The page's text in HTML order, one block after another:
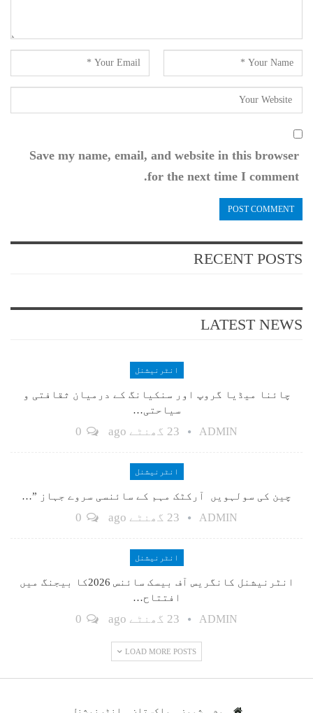
Save my name, email, and website in this browser
for the next time I comment.
RECENT POSTS
LATEST NEWS
انٹرنیشنل
چائنا میڈیا گروپ اور سنکیانگ کے درمیان ثقافتی و
سیاحتی…
ADMIN 23 گھنٹے ago
انٹرنیشنل
چین کی سولہویں آرکٹک مہم کے سائنسی سروے جہاز ”…
ADMIN 23 گھنٹے ago
انٹرنیشنل
انٹرنیشنل کانگریس آف بیسک سائنس 2026کا بیجنگ میں
افتتاح…
ADMIN 23 گھنٹے ago
LOAD MORE POSTS
ہوم شوبز پاکستان انٹرنیشنل